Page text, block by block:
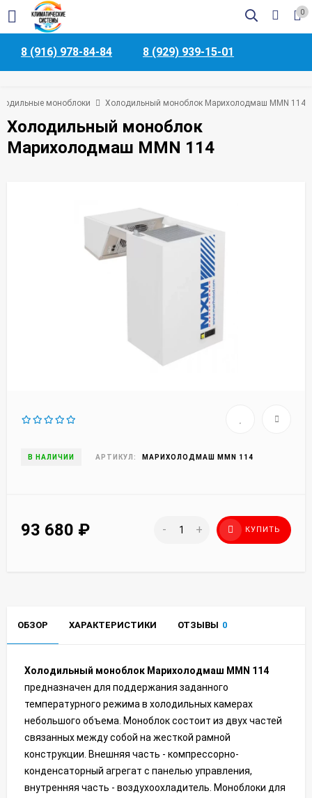
0
8 (916) 978-84-84 8 (929) 939-15-01
моноблоки Холодильный моноблок Марихолодмаш MMN 114
Холодильный моноблок
Марихолодмаш MMN 114
В НАЛИЧИИ АРТИКУЛ: МАРИХОЛОДМАШ MMN 114
93 680 ₽ - + КУПИТЬ
ОБЗОР ХАРАКТЕРИСТИКИ ОТЗЫВЫ 0
Холодильный моноблок Марихолодмаш MMN 114
предназначен для поддержания заданного
температурного режима в холодильных камерах
небольшого объема. Моноблок состоит из двух частей
связанных между собой на жесткой рамной
конструкции. Внешняя часть - компрессорно-
конденсаторный агрегат с панелью управления,
внутренняя часть - воздухоохладитель. Моноблоки для